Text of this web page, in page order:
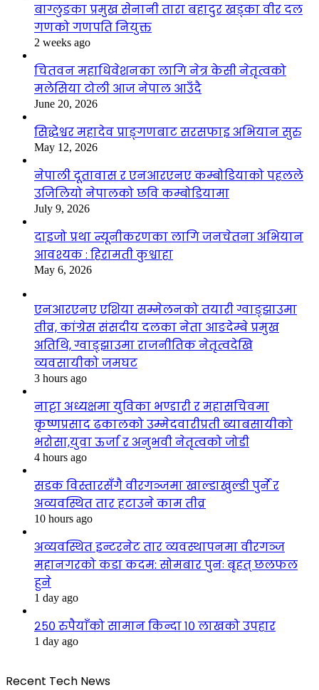
बाग्लुङका प्रमुख सेनानी तारा बहादुर खड्का वीर दल
गणको गणपति नियुक्त
2 weeks ago
चितवन महाधिवेशनका लागि नेत्र केसी नेतृत्वको
मलेसिया टोली आज नेपाल आउँदै
June 20, 2026
सिद्धेश्वर महादेव प्राङ्गणबाट सरसफाइ अभियान सुरु
May 12, 2026
नेपाली दूतावास र एनआरएनए कम्बोडियाको पहलले
उजिलियो नेपालको छवि कम्बोडियामा
July 9, 2026
दाइजो प्रथा न्यूनीकरणका लागि जनचेतना अभियान
आवश्यक : हिरामती कुश्वाहा
May 6, 2026
एनआरएनए एशिया सम्मेलनको तयारी ग्वाङ्झाउमा
तीव्र, कांग्रेस संसदीय दलका नेता आङदेम्बे प्रमुख
अतिथि, ग्वाङ्झाउमा राजनीतिक नेतृत्वदेखि
व्यवसायीको जमघट
3 hours ago
नाट्टा अध्यक्षमा युविका भण्डारी र महासचिवमा
कृष्णप्रसाद ढकालको उम्मेदवारीप्रती ब्याबसायीको
भरोसा,युवा ऊर्जा र अनुभवी नेतृत्वको जोडी
4 hours ago
सडक विस्तारसँगै वीरगञ्जमा खाल्डाखुल्डी पुर्ने र
अव्यवस्थित तार हटाउने काम तीव्र
10 hours ago
अव्यवस्थित इन्टरनेट तार व्यवस्थापनमा वीरगञ्ज
महानगरको कडा कदम: सोमबार पुनः बृहत् छलफल
हुने
1 day ago
२५० रुपैयाँको सामान किन्दा १० लाखको उपहार
1 day ago
Recent Tech News